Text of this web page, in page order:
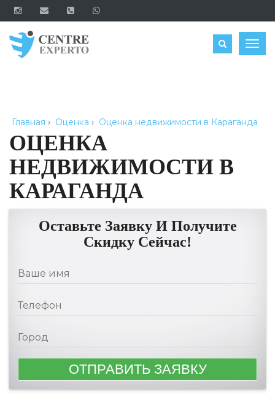
ЗАКАЗАТЬ
Главная › Оценка › Оценка недвижимости в Караганда
ОЦЕНКА
НЕДВИЖИМОСТИ В
КАРАГАНДА
Оставьте Заявку И Получите
Скидку Сейчас!